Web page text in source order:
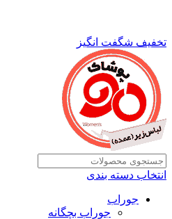
تخفیف شگفت انگیز
انتخاب دسته بندی
جوراب
جوراب بچگانه